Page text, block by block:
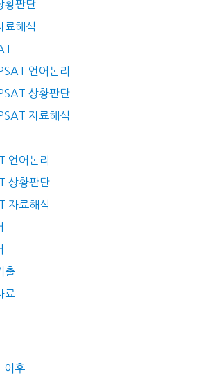
황판단
료해석
언어논리
상황판단
자료해석
언어논리
상황판단
자료해석
출
료
이후